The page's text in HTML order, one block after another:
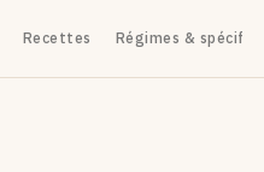
Recettes Régimes &